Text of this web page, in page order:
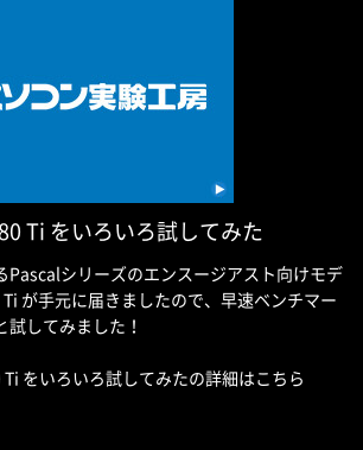
Ti をいろいろ試してみた
Pascalシリーズのエンスージアスト向けモデ
Ti が手元に届きましたので、早速ベンチマー
してみました！
Ti をいろいろ試してみたの詳細はこちら